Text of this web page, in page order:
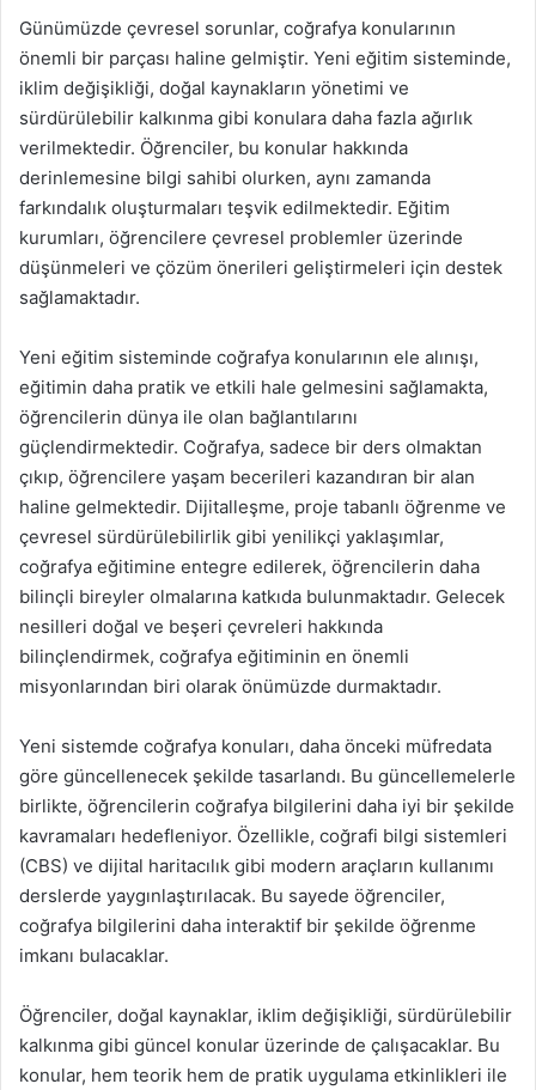
Günümüzde çevresel sorunlar, coğrafya konularının
önemli bir parçası haline gelmiştir. Yeni eğitim sisteminde,
iklim değişikliği, doğal kaynakların yönetimi ve
sürdürülebilir kalkınma gibi konulara daha fazla ağırlık
verilmektedir. Öğrenciler, bu konular hakkında
derinlemesine bilgi sahibi olurken, aynı zamanda
farkındalık oluşturmaları teşvik edilmektedir. Eğitim
kurumları, öğrencilere çevresel problemler üzerinde
düşünmeleri ve çözüm önerileri geliştirmeleri için destek
sağlamaktadır.
Yeni eğitim sisteminde coğrafya konularının ele alınışı,
eğitimin daha pratik ve etkili hale gelmesini sağlamakta,
öğrencilerin dünya ile olan bağlantılarını
güçlendirmektedir. Coğrafya, sadece bir ders olmaktan
çıkıp, öğrencilere yaşam becerileri kazandıran bir alan
haline gelmektedir. Dijitalleşme, proje tabanlı öğrenme ve
çevresel sürdürülebilirlik gibi yenilikçi yaklaşımlar,
coğrafya eğitimine entegre edilerek, öğrencilerin daha
bilinçli bireyler olmalarına katkıda bulunmaktadır. Gelecek
nesilleri doğal ve beşeri çevreleri hakkında
bilinçlendirmek, coğrafya eğitiminin en önemli
misyonlarından biri olarak önümüzde durmaktadır.
Yeni sistemde coğrafya konuları, daha önceki müfredata
göre güncellenecek şekilde tasarlandı. Bu güncellemelerle
birlikte, öğrencilerin coğrafya bilgilerini daha iyi bir şekilde
kavramaları hedefleniyor. Özellikle, coğrafi bilgi sistemleri
(CBS) ve dijital haritacılık gibi modern araçların kullanımı
derslerde yaygınlaştırılacak. Bu sayede öğrenciler,
coğrafya bilgilerini daha interaktif bir şekilde öğrenme
imkanı bulacaklar.
Öğrenciler, doğal kaynaklar, iklim değişikliği, sürdürülebilir
kalkınma gibi güncel konular üzerinde de çalışacaklar. Bu
konular, hem teorik hem de pratik uygulama etkinlikleri ile